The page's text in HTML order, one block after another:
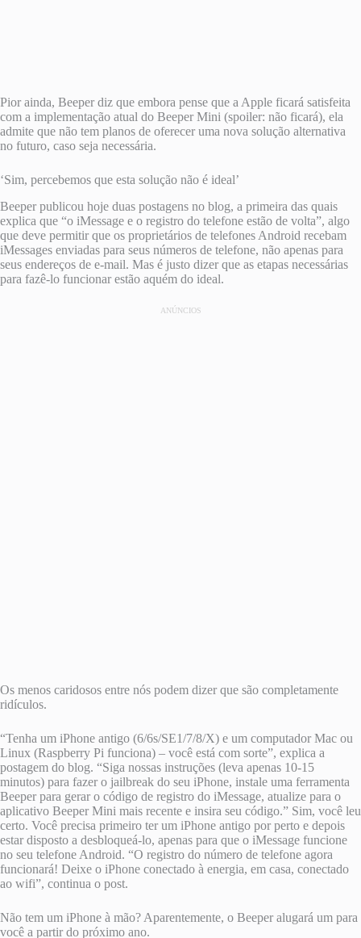
Pior ainda, Beeper diz que embora pense que a Apple ficará satisfeita
com a implementação atual do Beeper Mini (spoiler: não ficará), ela
admite que não tem planos de oferecer uma nova solução alternativa
no futuro, caso seja necessária.
‘Sim, percebemos que esta solução não é ideal’
Beeper publicou hoje duas postagens no blog, a primeira das quais
explica que “o iMessage e o registro do telefone estão de volta”, algo
que deve permitir que os proprietários de telefones Android recebam
iMessages enviadas para seus números de telefone, não apenas para
seus endereços de e-mail. Mas é justo dizer que as etapas necessárias
para fazê-lo funcionar estão aquém do ideal.
ANÚNCIOS
Os menos caridosos entre nós podem dizer que são completamente
ridículos.
“Tenha um iPhone antigo (6/6s/SE1/7/8/X) e um computador Mac ou
Linux (Raspberry Pi funciona) – você está com sorte”, explica a
postagem do blog. “Siga nossas instruções (leva apenas 10-15
minutos) para fazer o jailbreak do seu iPhone, instale uma ferramenta
Beeper para gerar o código de registro do iMessage, atualize para o
aplicativo Beeper Mini mais recente e insira seu código.” Sim, você leu
certo. Você precisa primeiro ter um iPhone antigo por perto e depois
estar disposto a desbloqueá-lo, apenas para que o iMessage funcione
no seu telefone Android. “O registro do número de telefone agora
funcionará! Deixe o iPhone conectado à energia, em casa, conectado
ao wifi”, continua o post.
Não tem um iPhone à mão? Aparentemente, o Beeper alugará um para
você a partir do próximo ano.